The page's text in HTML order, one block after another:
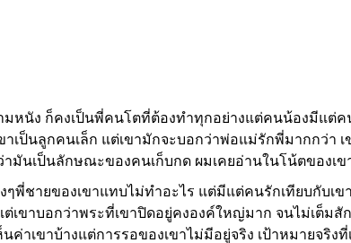
ก็คงเป็นพี่คนโตที่ต้องทำทุกอย่างแต่คนน้องมีแต่คน
ป็นลูกคนเล็ก แต่เขามักจะบอกว่าพ่อแม่รักพี่มากกว่า เ
มันเป็นลักษณะของคนเก็บกด ผมเคยอ่านในโน้ตของเข
ๆพี่ชายของเขาแทบไม่ทำอะไร แต่มีแต่คนรักเทียบกับเ
เขาบอกว่าพระที่เขาปิดอยู่คงองค์ใหญ่มาก จนไม่เต็มสั
ค่าเขาบ้างแต่การรอของเขาไม่มีอยู่จริง เป้าหมายจริง